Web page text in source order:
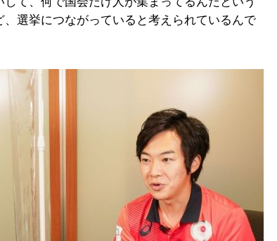
選挙につながっていると考えられているんで